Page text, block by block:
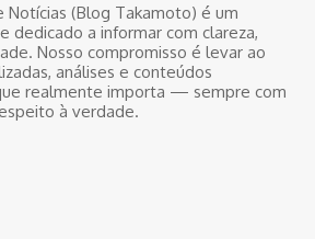
Notícias (Blog Takamoto) é um
dedicado a informar com clareza,
Nosso compromisso é levar ao
análises e conteúdos
realmente importa — sempre com
à verdade.